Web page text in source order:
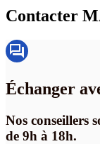
Contacter
Échanger
Nos conseillers
de 9h à 18h.